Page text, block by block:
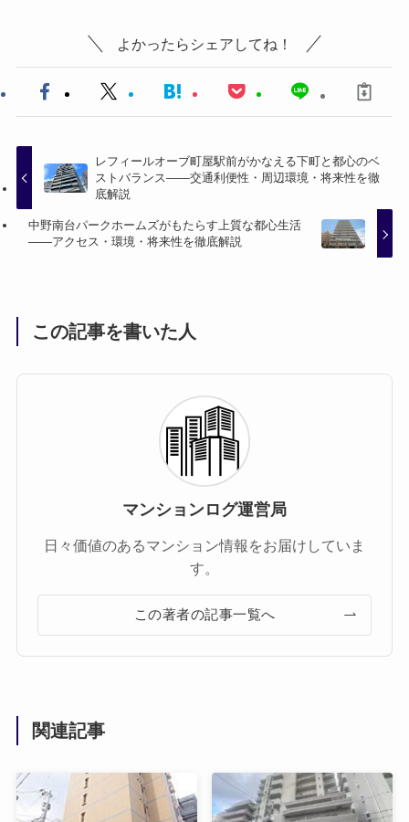
よかったらシェアしてね！
レフィールオーブ町屋駅前がかなえる下町と都心のベ
ストバランス――交通利便性・周辺環境・将来性を徹
底解説
中野南台パークホームズがもたらす上質な都心生活
――アクセス・環境・将来性を徹底解説
この記事を書いた人
マンションログ運営局
日々価値のあるマンション情報をお届けしていま
す。
この著者の記事一覧へ
関連記事